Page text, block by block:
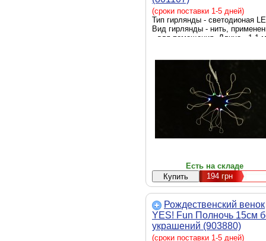
(сроки поставки 1-5 дней)
Тип гирлянды - светодионая
Вид гирлянды - нить,
- для помещения, Длина - 1.1 м
Есть на складе
194грн
Рождественский венок
YES! Fun Полночь 15см
украшений (903880)
(сроки поставки 1-5 дней)